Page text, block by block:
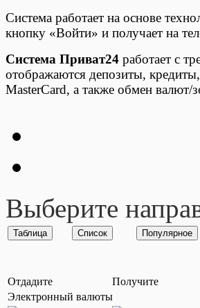
Система работает на основе
кнопку «Войти» и получает на
Система Приват24 работает с
отображаются депозиты,
MasterCard, а также обмен валют/
Выберите
Отдадите
Получите
Электронный валюты